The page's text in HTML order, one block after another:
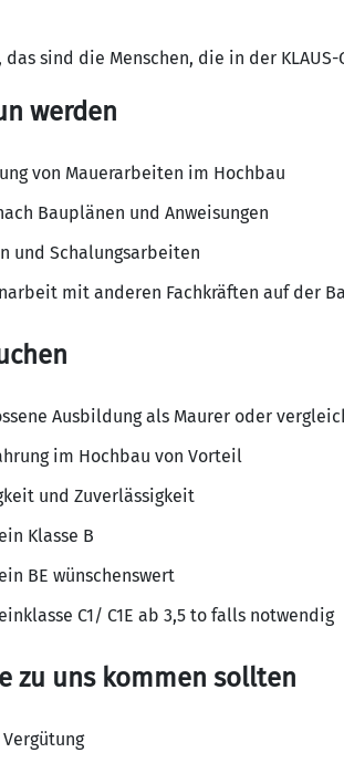
das sind die Menschen, die in der
werden
von Mauerarbeiten im Hochbau
Bauplänen und Anweisungen
und Schalungsarbeiten
mit anderen Fachkräften auf der
Ausbildung als Maurer oder
im Hochbau von Vorteil
und Zuverlässigkeit
Klasse B
BE wünschenswert
C1/ C1E ab 3,5 to falls notwendig
zu uns kommen sollten